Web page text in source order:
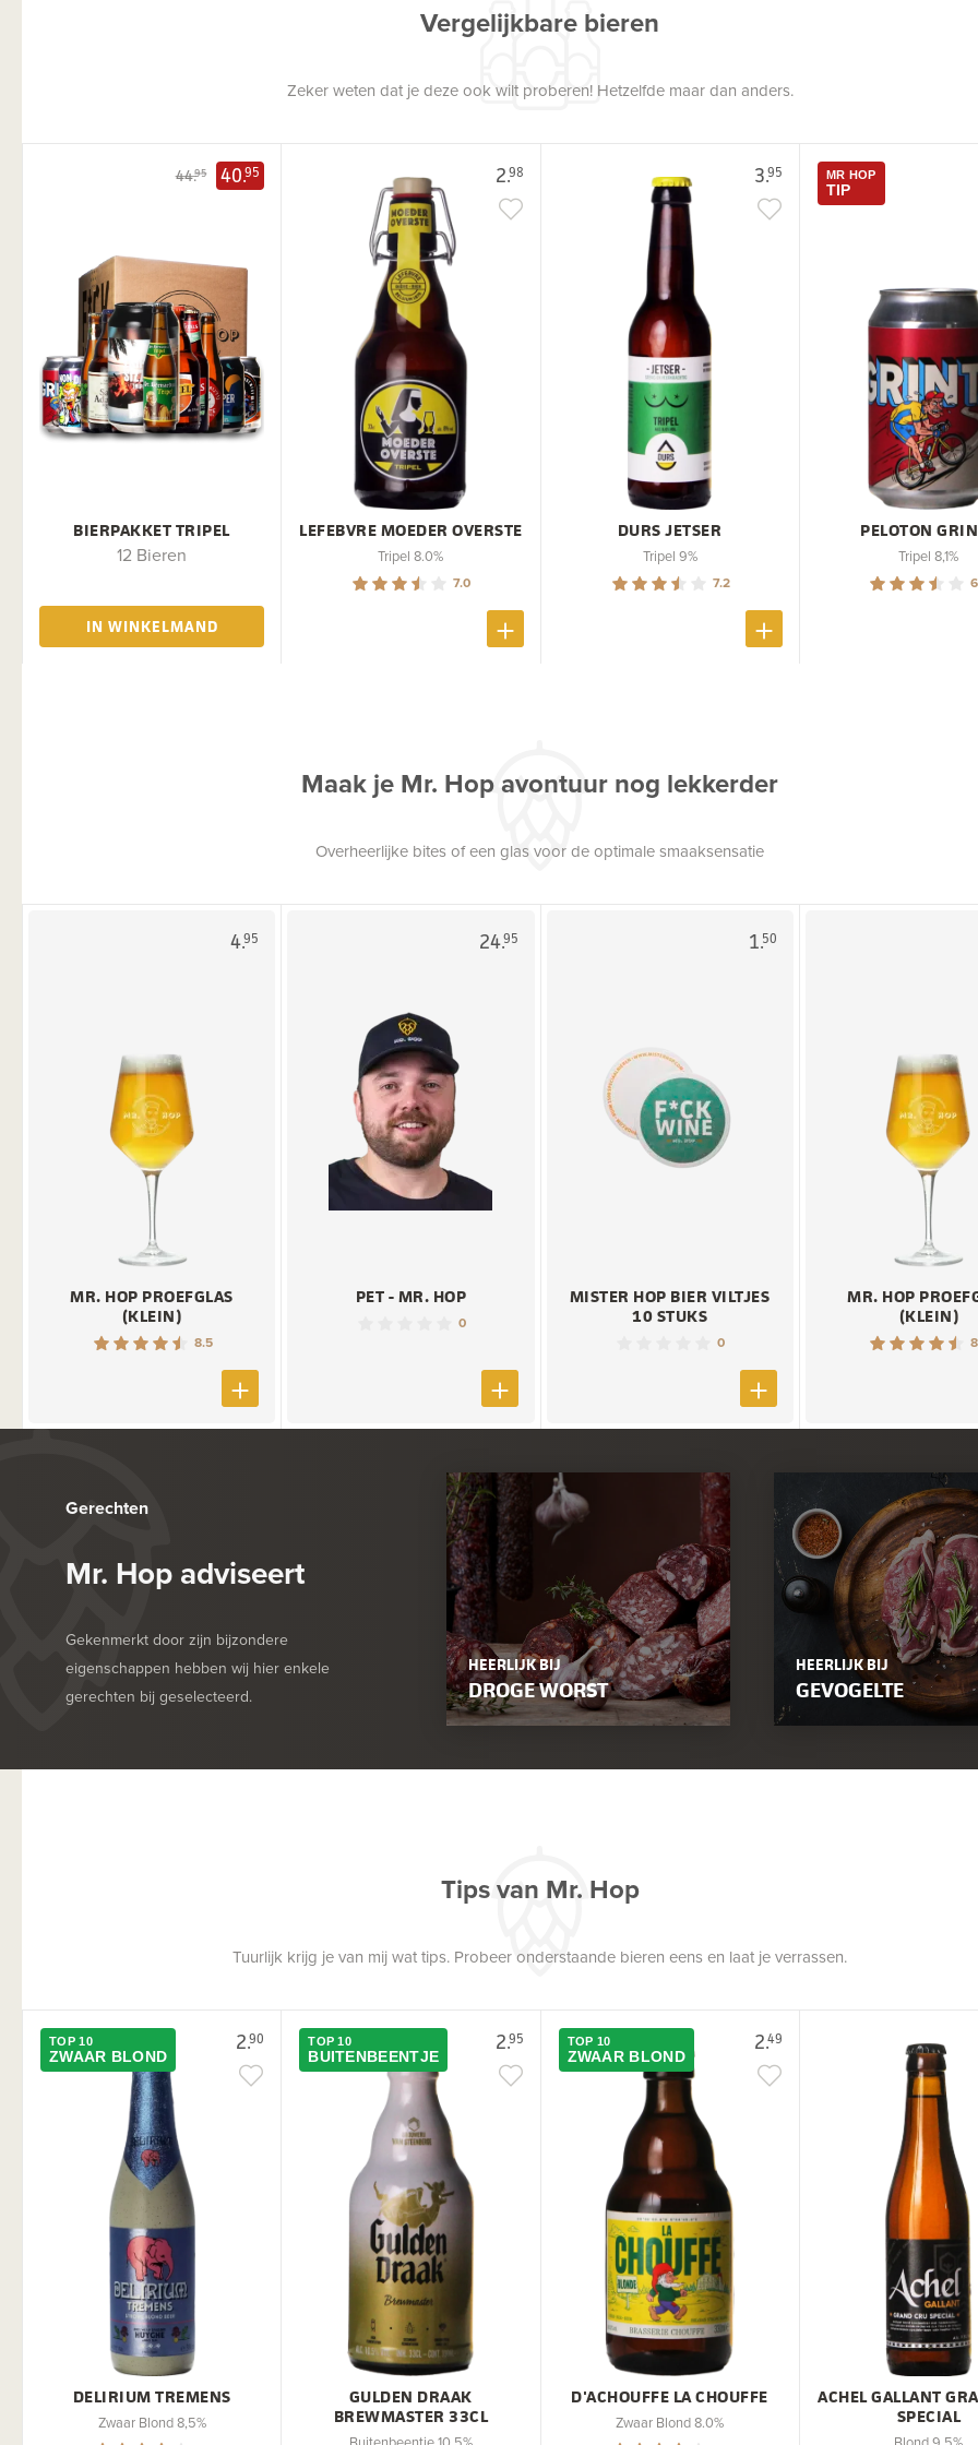
Vergelijkbare bieren
Zeker weten dat je deze ook wilt proberen! Hetzelfde maar dan anders.
44.95 40.95
BIERPAKKET TRIPEL
12 Bieren
IN WINKELMAND
2.98
LEFEBVRE MOEDER OVERSTE
Tripel 8.0%
7.0
3.95
DURS JETSER
Tripel 9%
7.2
MR HOP
TIP
PELOTON
Tripel 8,1%
Maak je Mr. Hop avontuur nog lekkerder
Overheerlijke bites of een glas voor de optimale smaaksensatie
4.95
MR. HOP PROEFGLAS
(KLEIN)
8.5
24.95
PET - MR. HOP
0
1.50
MISTER HOP BIER VILTJES
10 STUKS
0
MR. HOP
(KLEIN)
Gerechten
Mr. Hop adviseert
Gekenmerkt door zijn bijzondere
eigenschappen hebben wij hier enkele
gerechten bij geselecteerd.
HEERLIJK BIJ
DROGE WORST
HEERLIJK BIJ
GEVOGELTE
Tips van Mr. Hop
Tuurlijk krijg je van mij wat tips. Probeer onderstaande bieren eens en laat je verrassen.
2.90
TOP 10
ZWAAR BLOND
DELIRIUM TREMENS
Zwaar Blond 8,5%
2.95
TOP 10
BUITENBEENTJE
GULDEN DRAAK
BREWMASTER 33CL
2.49
TOP 10
ZWAAR BLOND
D'ACHOUFFE LA CHOUFFE
Zwaar Blond 8.0%
ACHEL GALLANT
SPECIAL